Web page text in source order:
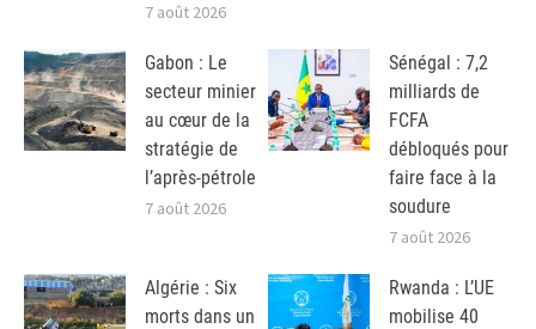
7 août 2026
Gabon : Le
secteur minier
au cœur de la
stratégie de
l’après-pétrole
7 août 2026
Sénégal : 7,2
milliards de
FCFA
débloqués pour
faire face à la
soudure
7 août 2026
Algérie : Six
morts dans un
Rwanda : L’UE
mobilise 40